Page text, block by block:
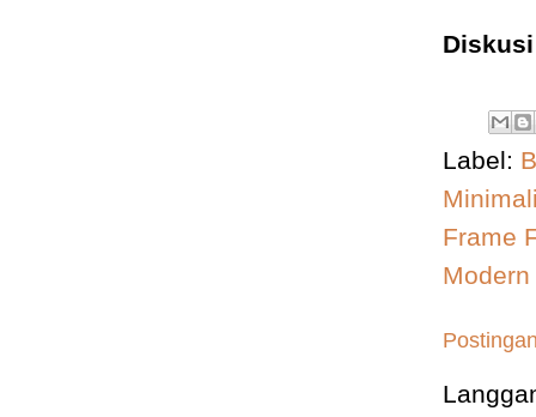
Diskusi
Label:
Frame
Modern